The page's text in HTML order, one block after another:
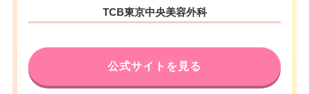
TCB東京中央美容外科
公式サイトを見る